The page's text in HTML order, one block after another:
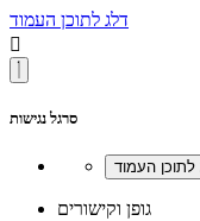
דלג לתוכן העמוד

סרגל נגישות
גופן וקישורים